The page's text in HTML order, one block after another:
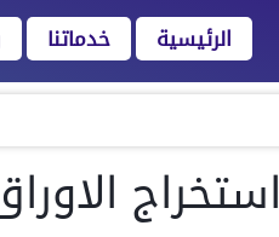
الرئيسية خدماتنا
استخراج